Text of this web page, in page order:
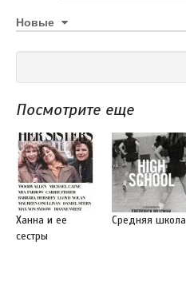
Новые
Посмотрите еще
Ханна и ее
сестры
Средняя школа